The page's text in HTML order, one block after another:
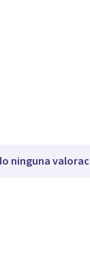
ninguna